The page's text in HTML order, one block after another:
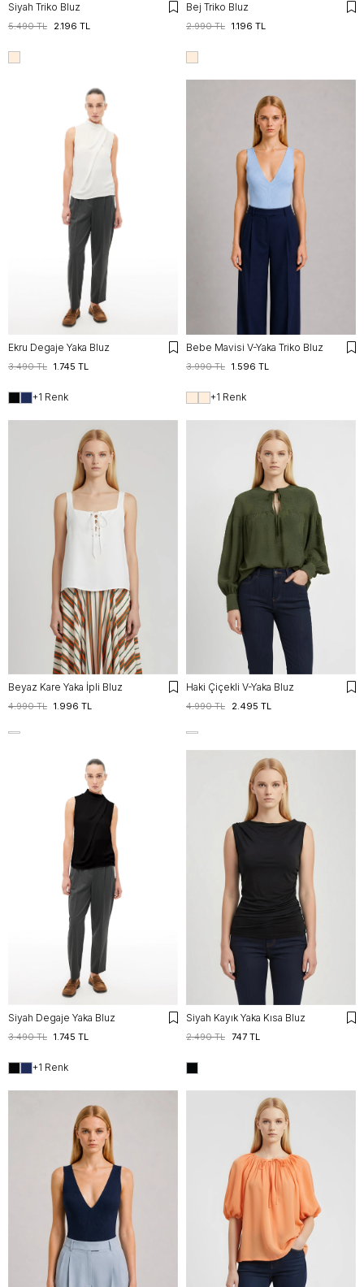
Siyah Triko Bluz
2.196 TL
5.490 TL
Bej Triko Bluz
1.196 TL
2.990 TL
Ekru Degaje Yaka Bluz
1.745 TL
3.490 TL
+1 Renk
Bebe Mavisi V-Yaka Triko Bluz
1.596 TL
3.990 TL
+1 Renk
Beyaz Kare Yaka İpli Bluz
1.996 TL
4.990 TL
Haki Çiçekli V-Yaka Bluz
2.495 TL
4.990 TL
Siyah Degaje Yaka Bluz
1.745 TL
3.490 TL
+1 Renk
Siyah Kayık Yaka Kısa Bluz
747 TL
2.490 TL